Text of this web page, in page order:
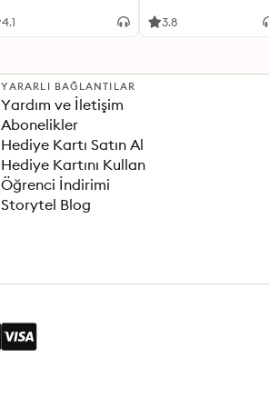
4.1 3.8
YARARLI BAĞLANTILAR
Yardım ve İletişim
Abonelikler
Hediye Kartı Satın Al
Hediye Kartını Kullan
Öğrenci İndirimi
Storytel Blog